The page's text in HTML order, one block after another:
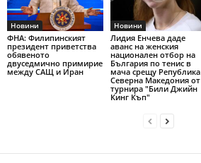
Новини
ФНА: Филипинският
президент приветства
обявеното
двуседмично примирие
между САЩ и Иран
Новини
Лидия Енчева даде
аванс на женския
национален отбор на
България по тенис в
мача срещу Република
Северна Македония от
турнира "Били Джийн
Кинг Къп"